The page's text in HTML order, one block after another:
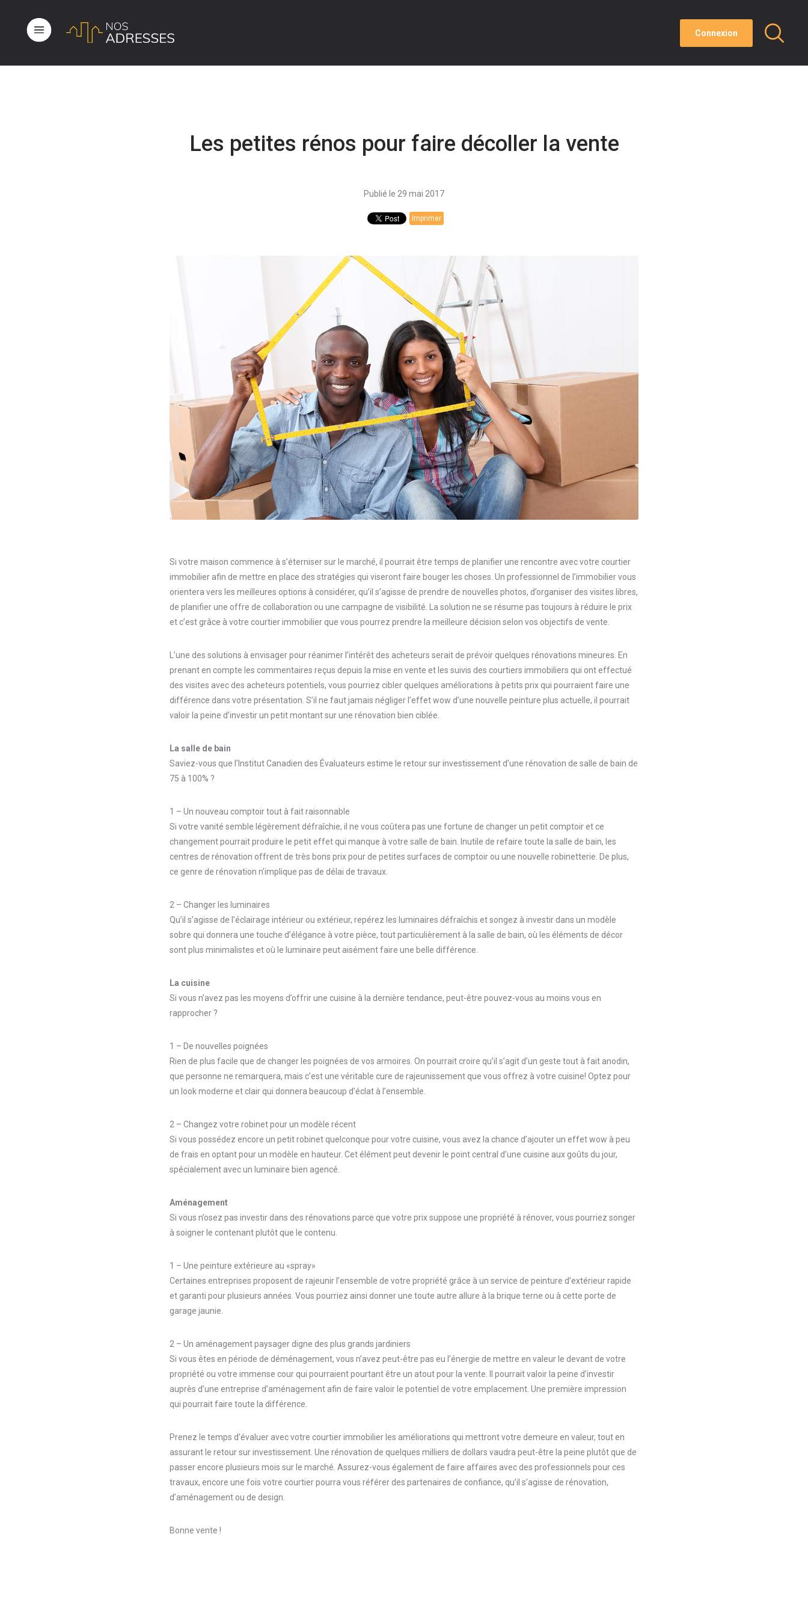
Connexion
Les petites rénos pour faire décoller la vente
Publié le 29 mai 2017
Imprimer
Si votre maison commence à s’éterniser sur le marché, il pourrait être temps de planifier une rencontre avec votre courtier
immobilier afin de mettre en place des stratégies qui viseront faire bouger les choses. Un professionnel de l’immobilier vous
orientera vers les meilleures options à considérer, qu’il s’agisse de prendre de nouvelles photos, d’organiser des visites libres,
de planifier une offre de collaboration ou une campagne de visibilité. La solution ne se résume pas toujours à réduire le prix
et c’est grâce à votre courtier immobilier que vous pourrez prendre la meilleure décision selon vos objectifs de vente.
L’une des solutions à envisager pour réanimer l’intérêt des acheteurs serait de prévoir quelques rénovations mineures. En
prenant en compte les commentaires reçus depuis la mise en vente et les suivis des courtiers immobiliers qui ont effectué
des visites avec des acheteurs potentiels, vous pourriez cibler quelques améliorations à petits prix qui pourraient faire une
différence dans votre présentation. S’il ne faut jamais négliger l’effet wow d’une nouvelle peinture plus actuelle, il pourrait
valoir la peine d’investir un petit montant sur une rénovation bien ciblée.
La salle de bain
Saviez-vous que l’Institut Canadien des Évaluateurs estime le retour sur investissement d’une rénovation de salle de bain de
75 à 100% ?
1 – Un nouveau comptoir tout à fait raisonnable
Si votre vanité semble légèrement défraîchie, il ne vous coûtera pas une fortune de changer un petit comptoir et ce
changement pourrait produire le petit effet qui manque à votre salle de bain. Inutile de refaire toute la salle de bain, les
centres de rénovation offrent de très bons prix pour de petites surfaces de comptoir ou une nouvelle robinetterie. De plus,
ce genre de rénovation n’implique pas de délai de travaux.
2 – Changer les luminaires
Qu’il s’agisse de l’éclairage intérieur ou extérieur, repérez les luminaires défraîchis et songez à investir dans un modèle
sobre qui donnera une touche d’élégance à votre pièce, tout particulièrement à la salle de bain, où les éléments de décor
sont plus minimalistes et où le luminaire peut aisément faire une belle différence.
La cuisine
Si vous n’avez pas les moyens d’offrir une cuisine à la dernière tendance, peut-être pouvez-vous au moins vous en
rapprocher ?
1 – De nouvelles poignées
Rien de plus facile que de changer les poignées de vos armoires. On pourrait croire qu’il s’agit d’un geste tout à fait anodin,
que personne ne remarquera, mais c’est une véritable cure de rajeunissement que vous offrez à votre cuisine! Optez pour
un look moderne et clair qui donnera beaucoup d’éclat à l’ensemble.
2 – Changez votre robinet pour un modèle récent
Si vous possédez encore un petit robinet quelconque pour votre cuisine, vous avez la chance d’ajouter un effet wow à peu
de frais en optant pour un modèle en hauteur. Cet élément peut devenir le point central d’une cuisine aux goûts du jour,
spécialement avec un luminaire bien agencé.
Aménagement
Si vous n’osez pas investir dans des rénovations parce que votre prix suppose une propriété à rénover, vous pourriez songer
à soigner le contenant plutôt que le contenu.
1 – Une peinture extérieure au «spray»
Certaines entreprises proposent de rajeunir l’ensemble de votre propriété grâce à un service de peinture d’extérieur rapide
et garanti pour plusieurs années. Vous pourriez ainsi donner une toute autre allure à la brique terne ou à cette porte de
garage jaunie.
2 – Un aménagement paysager digne des plus grands jardiniers
Si vous êtes en période de déménagement, vous n’avez peut-être pas eu l’énergie de mettre en valeur le devant de votre
propriété ou votre immense cour qui pourraient pourtant être un atout pour la vente. Il pourrait valoir la peine d’investir
auprès d’une entreprise d’aménagement afin de faire valoir le potentiel de votre emplacement. Une première impression
qui pourrait faire toute la différence.
Prenez le temps d’évaluer avec votre courtier immobilier les améliorations qui mettront votre demeure en valeur, tout en
assurant le retour sur investissement. Une rénovation de quelques milliers de dollars vaudra peut-être la peine plutôt que de
passer encore plusieurs mois sur le marché. Assurez-vous également de faire affaires avec des professionnels pour ces
travaux, encore une fois votre courtier pourra vous référer des partenaires de confiance, qu’il s’agisse de rénovation,
d’aménagement ou de design.
Bonne vente !